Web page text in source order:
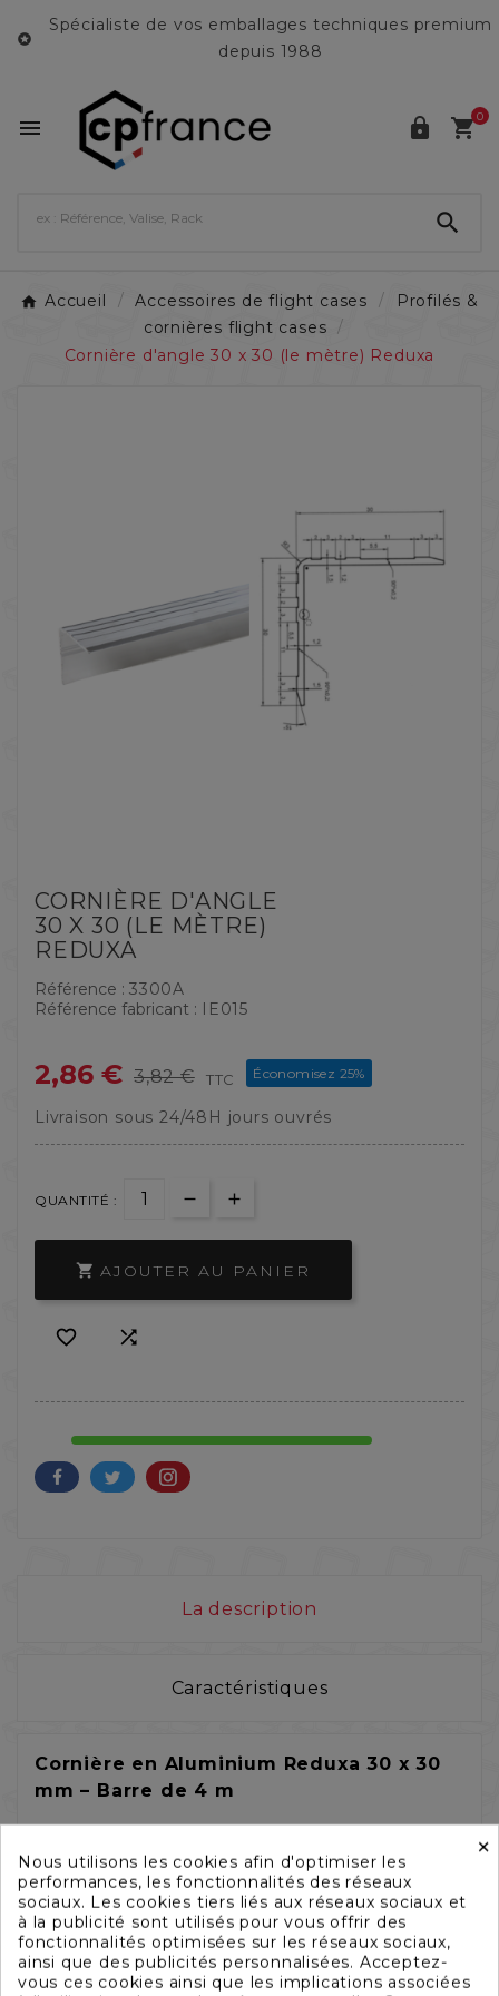

Spécialiste de vos emballages techniques premium
depuis 1988
  0

Accueil Accessoires de flight cases
Profilés &
cornières flight cases
Cornière d'angle 30 x 30 (le mètre) Reduxa
CORNIÈRE D'ANGLE
30 X 30 (LE MÈTRE)
REDUXA
Référence : 3300A
Référence fabricant : IE015
2,86 € 3,82 € TTC Économisez 25%
Livraison sous 24/48H jours ouvrés
QUANTITÉ :
 AJOUTER AU PANIER
 
La description
Caractéristiques
Cornière en Aluminium Reduxa 30 x 30
mm – Barre de 4 m
Optez pour une solution alliant robustesse
et durabilité avec notre cornière en
aluminiumReduxade30 x 30 mm, vendue
enbarre de 4 mètres. Conçue à partir
d’un aluminium bas carbone, elle garantit
×
Nous utilisons les cookies afin d'optimiser les
performances, les fonctionnalités des réseaux
sociaux. Les cookies tiers liés aux réseaux sociaux et
à la publicité sont utilisés pour vous offrir des
fonctionnalités optimisées sur les réseaux sociaux,
ainsi que des publicités personnalisées. Acceptez-
vous ces cookies ainsi que les implications associées